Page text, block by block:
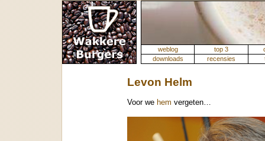
weblog top 3
downloads
recensies
Levon Helm
Voor we hem vergeten…